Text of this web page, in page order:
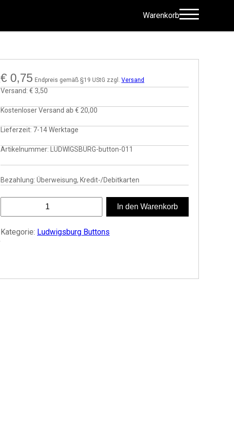
Warenkorb
€0,75 Endpreis gemäß §19 UStG zzgl. Versand
Versand: € 3,50
Kostenloser Versand ab € 20,00
Lieferzeit: 7-14 Werktage
Artikelnummer: LUDWIGSBURG-button-011
Bezahlung: Überweisung, Kredit-/Debitkarten
Ludwigsburg Button – Schwarz auf Weiß Menge
In den Warenkorb
Kategorie: Ludwigsburg Buttons